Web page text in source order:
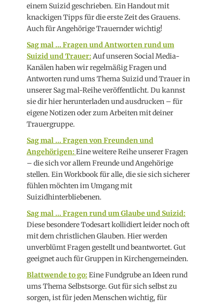
einem Suizid geschrieben. Ein Handout mit
knackigen Tipps für die erste Zeit des Grauens.
Auch für Angehörige Trauernder wichtig!
Sag mal … Fragen und Antworten rund um
Suizid und Trauer:Auf unseren Social Media-
Kanälen haben wir regelmäßig Fragen und
Antworten rund ums Thema Suizid und Trauer in
unserer Sag mal-Reihe veröffentlicht. Du kannst
sie dir hier herunterladen und ausdrucken – für
eigene Notizen oder zum Arbeiten mit deiner
Trauergruppe.
Sag mal … Fragen von Freunden und
Angehörigen:Eine weitere Reihe unserer Fragen
– die sich vor allem Freunde und Angehörige
stellen. Ein Workbook für alle, die sie sich sicherer
fühlen möchten im Umgang mit
Suizidhinterbliebenen.
Sag mal … Fragen rund um Glaube und Suizid:
Diese besondere Todesart kollidiert leider noch oft
mit dem christlichen Glauben. Hier werden
unverblümt Fragen gestellt und beantwortet. Gut
geeignet auch für Gruppen in Kirchengemeinden.
Blattwende to go:Eine Fundgrube an Ideen rund
ums Thema Selbstsorge. Gut für sich selbst zu
sorgen, ist für jeden Menschen wichtig, für